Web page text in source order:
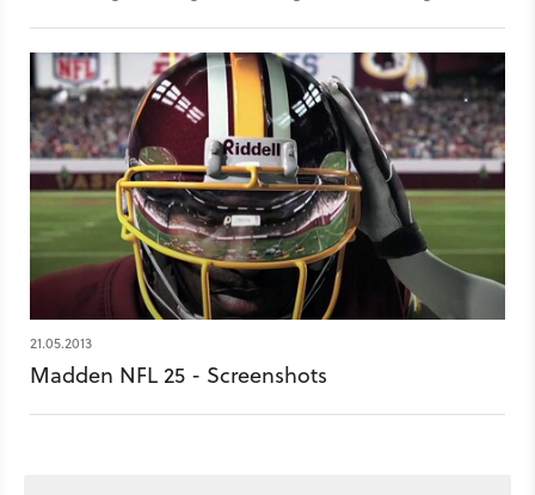
Tori-Macher Rive & YouTube-Strikes von Island Light
Entwickler Kobra Studios.
21.05.2013
Madden NFL 25 - Screenshots